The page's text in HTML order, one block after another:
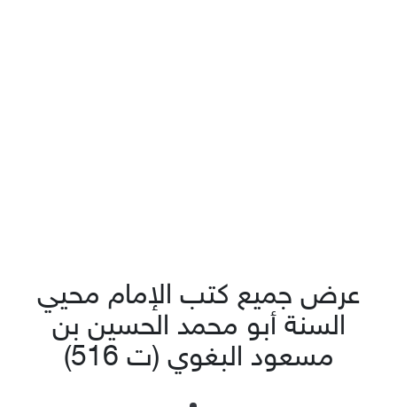
عرض جميع كتب الإمام محيي
السنة أبو محمد الحسين بن
مسعود البغوي (ت 516)